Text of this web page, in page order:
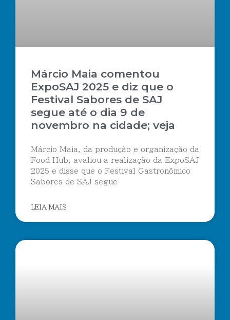
Márcio Maia comentou
ExpoSAJ 2025 e diz que o
Festival Sabores de SAJ
segue até o dia 9 de
novembro na cidade; veja
Márcio Maia, da produção e organização da
Food Hub, avaliou a realização da ExpoSAJ
2025 e disse que o Festival Gastronômico
Sabores de SAJ segue
LEIA MAIS